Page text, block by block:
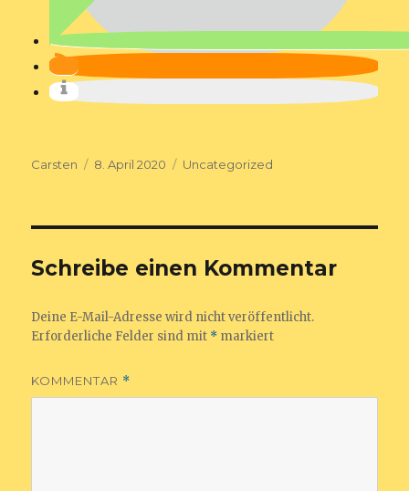
Autor
Carsten
Veröffentlicht
8. April 2020 Kategorien
Uncategorized
Schreibe einen Kommentar
Deine E-Mail-Adresse wird nicht veröffentlicht.
Erforderliche Felder sind mit * markiert
KOMMENTAR *